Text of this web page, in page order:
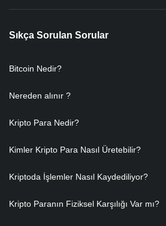
Sıkça Sorulan Sorular
Bitcoin Nedir?
Nereden alınır ?
Kripto Para Nedir?
Kimler Kripto Para Nasıl Üretebilir?
Kriptoda İşlemler Nasıl Kaydediliyor?
Kripto Paranın Fiziksel Karşılığı Var mı?